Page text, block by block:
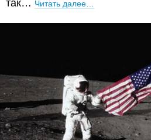
так… Читать далее…